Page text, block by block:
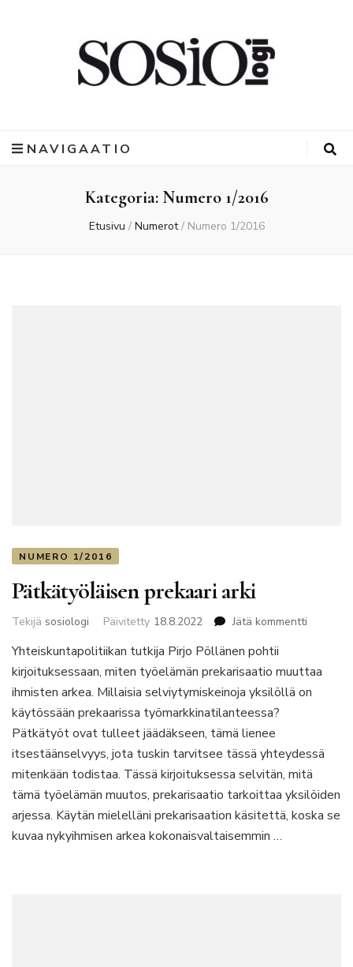
NAVIGAATIO
Kategoria: Numero 1/2016
Etusivu / Numerot/ Numero 1/2016
NUMERO 1/2016
Pätkätyöläisen prekaari arki
Tekijä sosiologi Päivitetty 18.8.2022 Jätä kommentti
arki
Yhteiskuntapolitiikan tutkija Pirjo Pöllänen pohtii
kirjoituksessaan, miten työelämän prekarisaatio muuttaa
ihmisten arkea. Millaisia selviytymiskeinoja yksilöllä on
käytössään prekaarissa työmarkkinatilanteessa?
Pätkätyöt ovat tulleet jäädäkseen, tämä lienee
itsestäänselvyys, jota tuskin tarvitsee tässä yhteydessä
mitenkään todistaa. Tässä kirjoituksessa selvitän, mitä
tämä työelämän muutos, prekarisaatio tarkoittaa yksilöiden
arjessa. Käytän mielelläni prekarisaation käsitettä, koska se
kuvaa nykyihmisen arkea kokonaisvaltaisemmin …